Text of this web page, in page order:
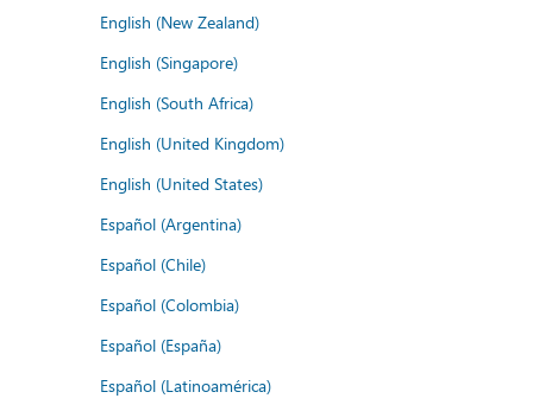
English (New Zealand)
English (Singapore)
English (South Africa)
English (United Kingdom)
English (United States)
Español (Argentina)
Español (Chile)
Español (Colombia)
Español (España)
Español (Latinoamérica)